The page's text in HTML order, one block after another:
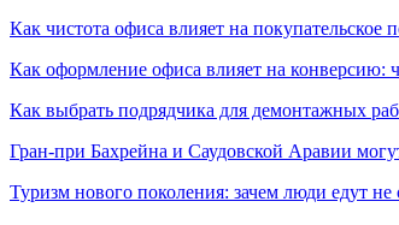
Как чистота офиса влияет на покупательское
Как оформление офиса влияет на конверсию:
Как выбрать подрядчика для демонтажных
Гран-при Бахрейна и Саудовской Аравии
Туризм нового поколения: зачем люди едут не